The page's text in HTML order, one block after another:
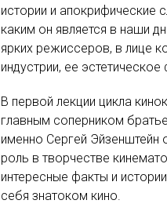
истории и апокрифические
каким он является в наши
ярких режиссеров, в лице
индустрии, ее
В первой лекции цикла
главным соперником
именно Сергей Эйзенштейн
роль в творчестве
интересные факты и
себя знатоком кино.